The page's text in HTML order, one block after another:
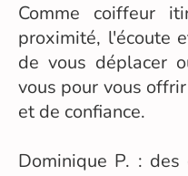
Comme coiffeur
proximité, l'écoute
de vous déplacer
vous pour vous
et de confiance.
Dominique P. : des